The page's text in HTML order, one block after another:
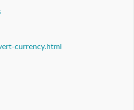
currency.html